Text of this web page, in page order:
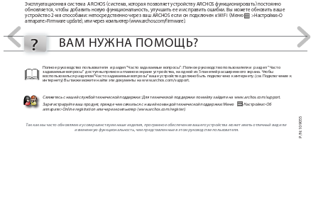
?
Эксплуатационная система  ARCHOS (система, которая позволяет устройству ARCHOS функционировать) постоянно
обновляется, чтобы добавить новую функциональность, улучшить ее и исправить ошибки. Вы можете обновить ваше
устройство 2-мя способами: непосредственно через ваш ARCHOS если он подключен к WiFi  (Меню >Настройки>О
аппарате>F irmware update), или через компьютер (www.archos.com/firmware).
Так как мы часто обновляем и усовершенствуем наши изделия, програмное обеспечение вашего устройства может иметь отличный вид или
измененную функциональность, чем представленные в этом руководстве пользователя.
Полное руководство пользователя  и раздел “Часто задаваемые вопросы” : Полное руководство пользователя и  раздел “Часто
задаваемые вопросы”
  дост
упны прямо на главном экране устройства, на одной из 5 панелей расширенного экрана. Чтобы
воспользоваться разделом “Часто задаваемые вопросы” ваше устройство должно быть подключено к интернету. (см. Подключение к
интернету) Вы также можете найти эти документы на www.archos.com/support.
Свяжитесь с нашей службой технической поддержки: Для технической поддержки по мейлу зайдите на www.archos.com/support.
Зарегистрируйте ваш продукт, прежде чем связаться с нашей командой технической поддержки: Меню >Настройки>Об
аппарате>Online registration или через компьютер (www.archos.com/register).
ВАМ НУЖНА ПОМОЩЬ?
P/N: 109055